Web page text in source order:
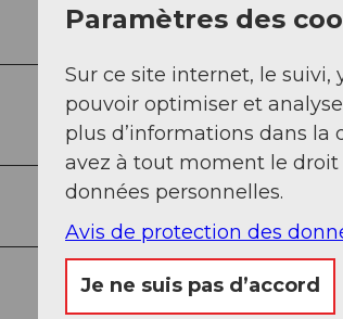
Paramètres des
Sur ce site internet, le suivi,
pouvoir optimiser et
plus d’informations dans la
avez à tout moment le
données personnelles.
Avis de protection des
Je ne suis pas d’accord